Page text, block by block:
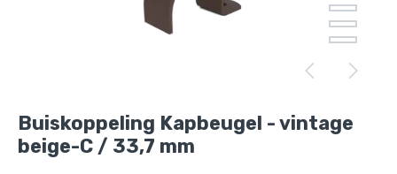
Buiskoppeling Kapbeugel - vintage
beige-C / 33,7 mm